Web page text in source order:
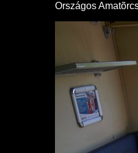
Országos